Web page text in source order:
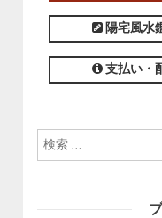
陽宅風水
支払い・